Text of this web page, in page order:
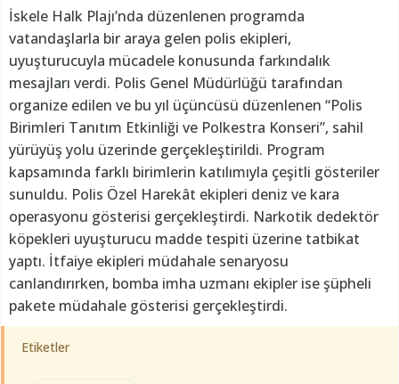
İskele Halk Plajı’nda düzenlenen programda
vatandaşlarla bir araya gelen polis ekipleri,
uyuşturucuyla mücadele konusunda farkındalık
mesajları verdi. Polis Genel Müdürlüğü tarafından
organize edilen ve bu yıl üçüncüsü düzenlenen “Polis
Birimleri Tanıtım Etkinliği ve Polkestra Konseri”, sahil
yürüyüş yolu üzerinde gerçekleştirildi. Program
kapsamında farklı birimlerin katılımıyla çeşitli gösteriler
sunuldu. Polis Özel Harekât ekipleri deniz ve kara
operasyonu gösterisi gerçekleştirdi. Narkotik dedektör
köpekleri uyuşturucu madde tespiti üzerine tatbikat
yaptı. İtfaiye ekipleri müdahale senaryosu
canlandırırken, bomba imha uzmanı ekipler ise şüpheli
pakete müdahale gösterisi gerçekleştirdi.
Etiketler